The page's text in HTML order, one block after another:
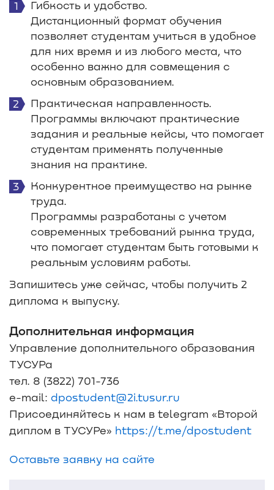
Гибкость и удобство.
Дистанционный формат обучения
позволяет студентам учиться в удобное
для них время и из любого места, что
особенно важно для совмещения с
основным образованием.
Практическая направленность.
Программы включают практические
задания и реальные кейсы, что помогает
студентам применять полученные
знания на практике.
Конкурентное преимущество на рынке
труда.
Программы разработаны с учетом
современных требований рынка труда,
что помогает студентам быть готовыми к
реальным условиям работы.
Запишитесь уже сейчас, чтобы получить 2
диплома к выпуску.
Дополнительная информация
Управление дополнительного образования
ТУСУРа
тел. 8 (3822) 701-736
e-mail: dpostudent@2i.tusur.ru
Присоединяйтесь к нам в telegram «Второй
диплом в ТУСУРе» https://t.me/dpostudent
Оставьте заявку на сайте